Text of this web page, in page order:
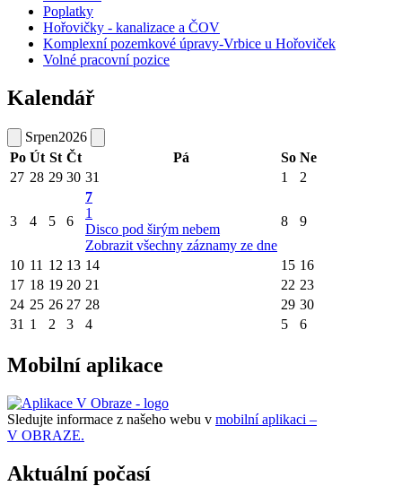
Poplatky
Hořovičky - kanalizace a ČOV
Komplexní pozemkové úpravy-Vrbice u Hořoviček
Volné pracovní pozice
Kalendář
Srpen2026
Po Út St Čt Pá So Ne
27 28 29 30 31 1 2
3 4 5 6
7
1
Disco pod širým nebem
Zobrazit všechny záznamy ze dne
8 9
10 11 12 13 14 15 16
17 18 19 20 21 22 23
24 25 26 27 28 29 30
31 1 2 3 4 5 6
Mobilní aplikace
Sledujte informace z našeho webu v mobilní aplikaci –
V OBRAZE.
Aktuální počasí